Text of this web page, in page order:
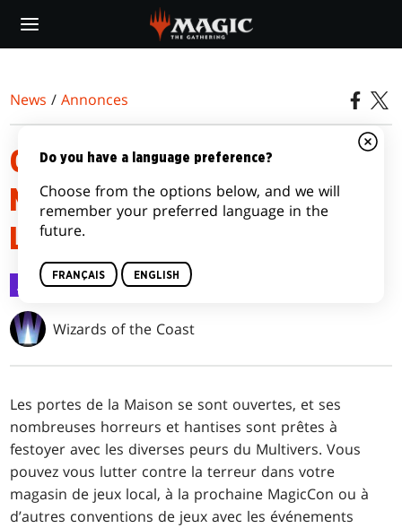
main
News /Annonces
OÙ ET QUAND JOUER À
MORNEBRUNE : LA MAISON DE
L’HORREUR
Annonces 3 sept. 2024
Wizards of the Coast
Les portes de la Maison se sont ouvertes, et ses
nombreuses horreurs et hantises sont prêtes à
festoyer avec les diverses peurs du Multivers. Vous
pouvez vous lutter contre la terreur dans votre
magasin de jeux local, à la prochaine MagicCon ou à
d’autres conventions de jeux avec les événements
Do you have a language preference?
Choose from the options below, and we will
remember your preferred language in the
future.
FRANÇAIS ENGLISH